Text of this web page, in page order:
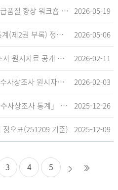
제9차 급성심장정지 구급품질 향상 워크숍 개최 안내 2026-05-19
제15차 국가손상종합통계(제2권 부록) 정오표('26.5.18. 기준) 2026-05-06
2024년 급성심장정지조사 원시자료 공개 알림 2026-02-11
2024년 중증손상 및 다수사상조사 원시자료 공개 알림 2026-02-03
「2024 중증손상 및 다수사상조사 통계」 공표 2025-12-26
정오표(251209 기준) 2025-12-09
3 4 5